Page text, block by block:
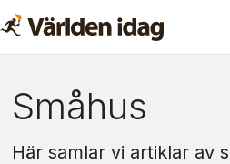
Om:
småhus
Småhus
Här samlar vi artiklar av